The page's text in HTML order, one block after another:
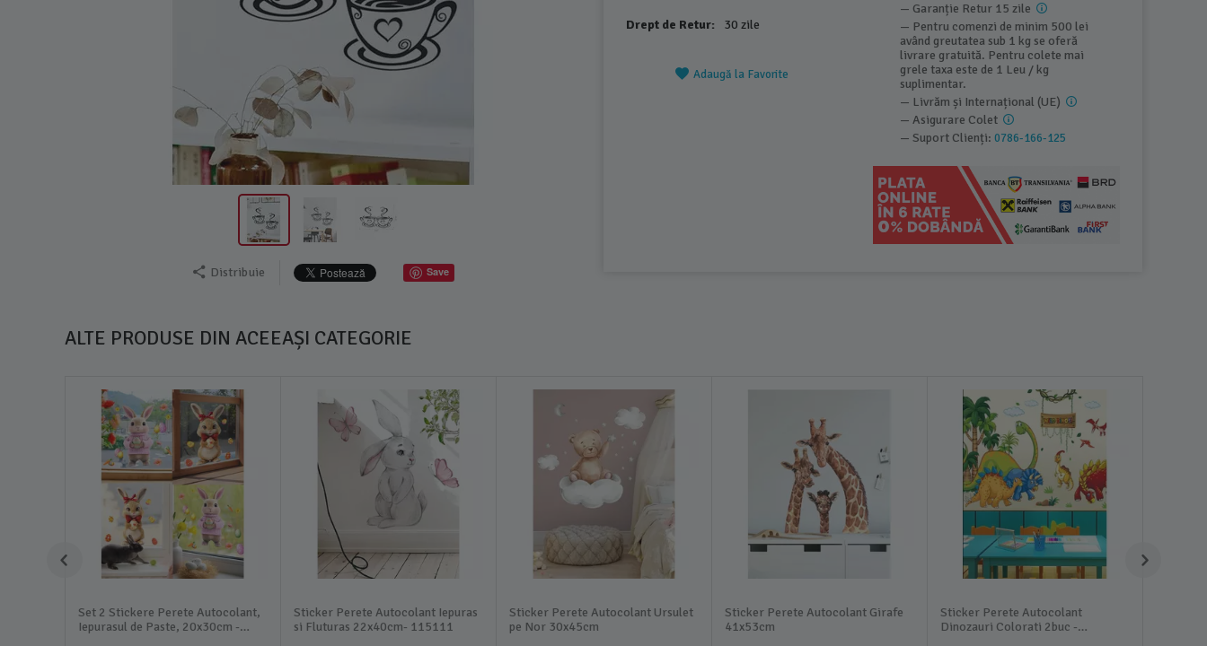
Distribuie Save
Drept de Retur: 30 zile
Adaugă la Favorite
— Garanție Retur 15 zile
— Pentru comenzi de minim 500 lei
având greutatea sub 1 kg se oferă
livrare gratuită. Pentru colete mai
grele taxa este de 1 Leu / kg
suplimentar.
— Livrăm și Internațional (UE)
— Asigurare Colet
— Suport Clienți:0786-166-125
ALTE PRODUSE DIN ACEEAȘI CATEGORIE
Set 2 Stickere Perete Autocolant,
Iepurasul de Paste, 20x30cm -
Sticker Perete Autocolant Iepuras
si Fluturas 22x40cm- 115111
Sticker Perete Autocolant Ursulet
pe Nor 30x45cm
Sticker Perete Autocolant Girafe
41x53cm
Sticker Perete Autocolant
Dinozauri Colorati 2buc -